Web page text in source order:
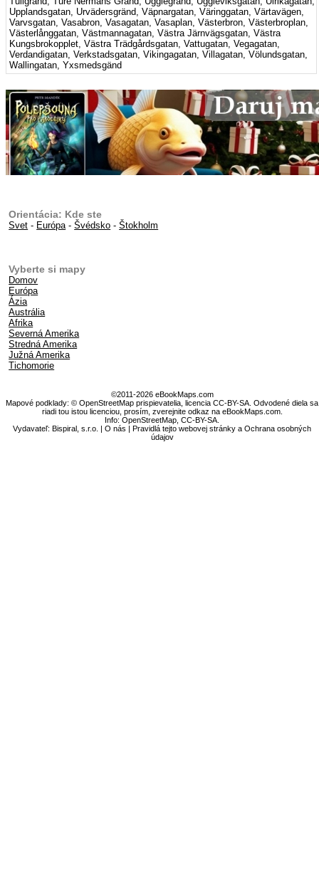
Upplandsgatan, Urvädersgränd, Väpnargatan, Väringgatan, Värtavägen,
Varvsgatan, Vasabron, Vasagatan, Vasaplan, Västerbron, Västerbroplan,
Västerlånggatan, Västmannagatan, Västra Järnvägsgatan, Västra
Kungsbrokopplet, Västra Trädgårdsgatan, Vattugatan, Vegagatan,
Verdandigatan, Verkstadsgatan, Vikingagatan, Villagatan, Völundsgatan,
Wallingatan, Yxsmedsgänd
Orientácia: Kde ste
Svet - Európa-Švédsko -Štokholm
Vyberte si mapy
Domov
Európa
Ázia
Austrália
Afrika
Severná Amerika
Stredná Amerika
Južná Amerika
Tichomorie
©2011-2026 eBookMaps.com
Mapové podklady: © OpenStreetMap prispievatelia, licencia CC-BY-SA. Odvodené diela sa
riadi tou istou licenciou, prosím, zverejnite odkaz na eBookMaps.com.
Info:OpenStreetMap ,CC-BY-SA
Vydavateľ: Bispiral, s.r.o. |O nás |Pravidlá tejto webovej stránky a Ochrana osobných
údajov